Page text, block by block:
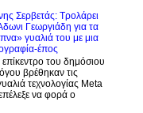
Σερβετάς: Τρολάρει
Γεωργιάδη για τα
γυαλιά του με μια
έπος
επίκεντρο του δημόσιου
βρέθηκαν τις
τεχνολογίας Meta
να φορά ο